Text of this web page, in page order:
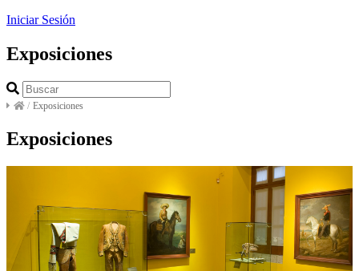
Iniciar Sesión
Exposiciones
/ Exposiciones
Exposiciones